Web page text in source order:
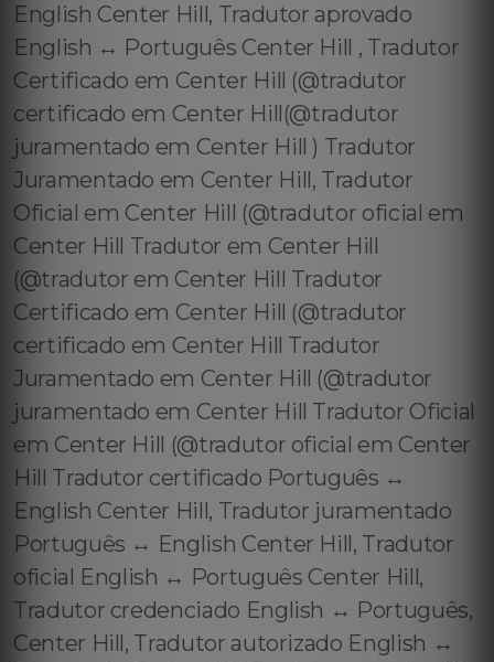
English Center Hill, Tradutor aprovado
English ↔️ Português Center Hill , Tradutor
Certificado em Center Hill (@tradutor
certificado em Center Hill(@tradutor
juramentado em Center Hill ) Tradutor
Juramentado em Center Hill, Tradutor
Oficial em Center Hill (@tradutor oficial em
Center Hill Tradutor em Center Hill
(@tradutor em Center Hill Tradutor
Certificado em Center Hill (@tradutor
certificado em Center Hill Tradutor
Juramentado em Center Hill (@tradutor
juramentado em Center Hill Tradutor Oficial
em Center Hill (@tradutor oficial em Center
Hill Tradutor certificado Português ↔️
English Center Hill, Tradutor juramentado
Português ↔️ English Center Hill, Tradutor
oficial English ↔️ Português Center Hill,
Tradutor credenciado English ↔️ Português,
Center Hill, Tradutor autorizado English ↔️